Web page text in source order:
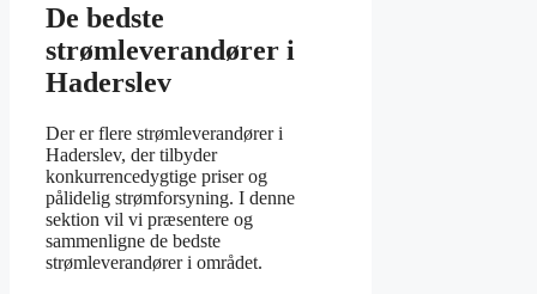
De bedste
strømleverandører i
Haderslev
Der er flere strømleverandører i
Haderslev, der tilbyder
konkurrencedygtige priser og
pålidelig strømforsyning. I denne
sektion vil vi præsentere og
sammenligne de bedste
strømleverandører i området.